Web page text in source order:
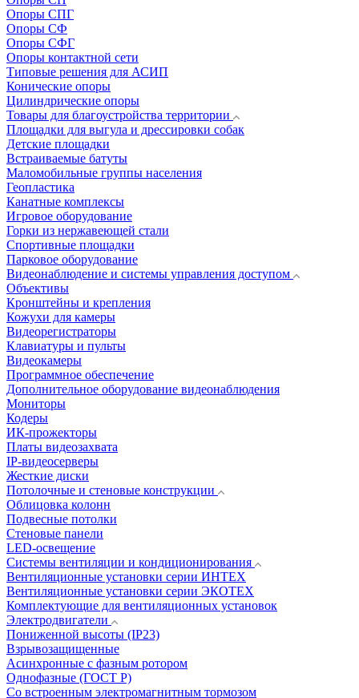
Опоры СПГ
Опоры СФ
Опоры СФГ
Опоры контактной сети
Типовые решения для АСИП
Конические опоры
Цилиндрические опоры
Товары для благоустройства территории
Площадки для выгула и дрессировки собак
Детские площадки
Встраиваемые батуты
Маломобильные группы населения
Геопластика
Канатные комплексы
Игровое оборудование
Горки из нержавеющей стали
Спортивные площадки
Парковое оборудование
Видеонаблюдение и системы управления доступом
Объективы
Кронштейны и крепления
Кожухи для камеры
Видеорегистраторы
Клавиатуры и пульты
Видеокамеры
Программное обеспечение
Дополнительное оборудование видеонаблюдения
Мониторы
Кодеры
ИК-прожекторы
Платы видеозахвата
IP-видеосерверы
Жесткие диски
Потолочные и стеновые конструкции
Облицовка колонн
Подвесные потолки
Стеновые панели
LED-освещение
Системы вентиляции и кондиционирования
Вентиляционные установки серии ИНТЕХ
Вентиляционные установки серии ЭКОТЕХ
Комплектующие для вентиляционных установок
Электродвигатели
Пониженной высоты (IP23)
Взрывозащищенные
Асинхронные с фазным ротором
Однофазные (ГОСТ Р)
Со встроенным электромагнитным тормозом